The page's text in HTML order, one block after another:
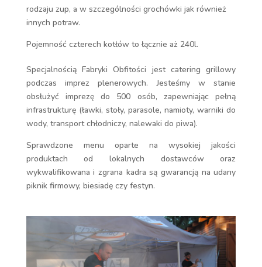
rodzaju zup, a w szczególności grochówki jak również
innych potraw.
Pojemność czterech kotłów to łącznie aż 240l.
Specjalnością Fabryki Obfitości jest catering grillowy
podczas imprez plenerowych. Jesteśmy w stanie
obsłużyć imprezę do 500 osób, zapewniając pełną
infrastrukturę (ławki, stoły, parasole, namioty, warniki do
wody, transport chłodniczy, nalewaki do piwa).
Sprawdzone menu oparte na wysokiej jakości
produktach od lokalnych dostawców oraz
wykwalifikowana i zgrana kadra są gwarancją na udany
piknik firmowy, biesiadę czy festyn.